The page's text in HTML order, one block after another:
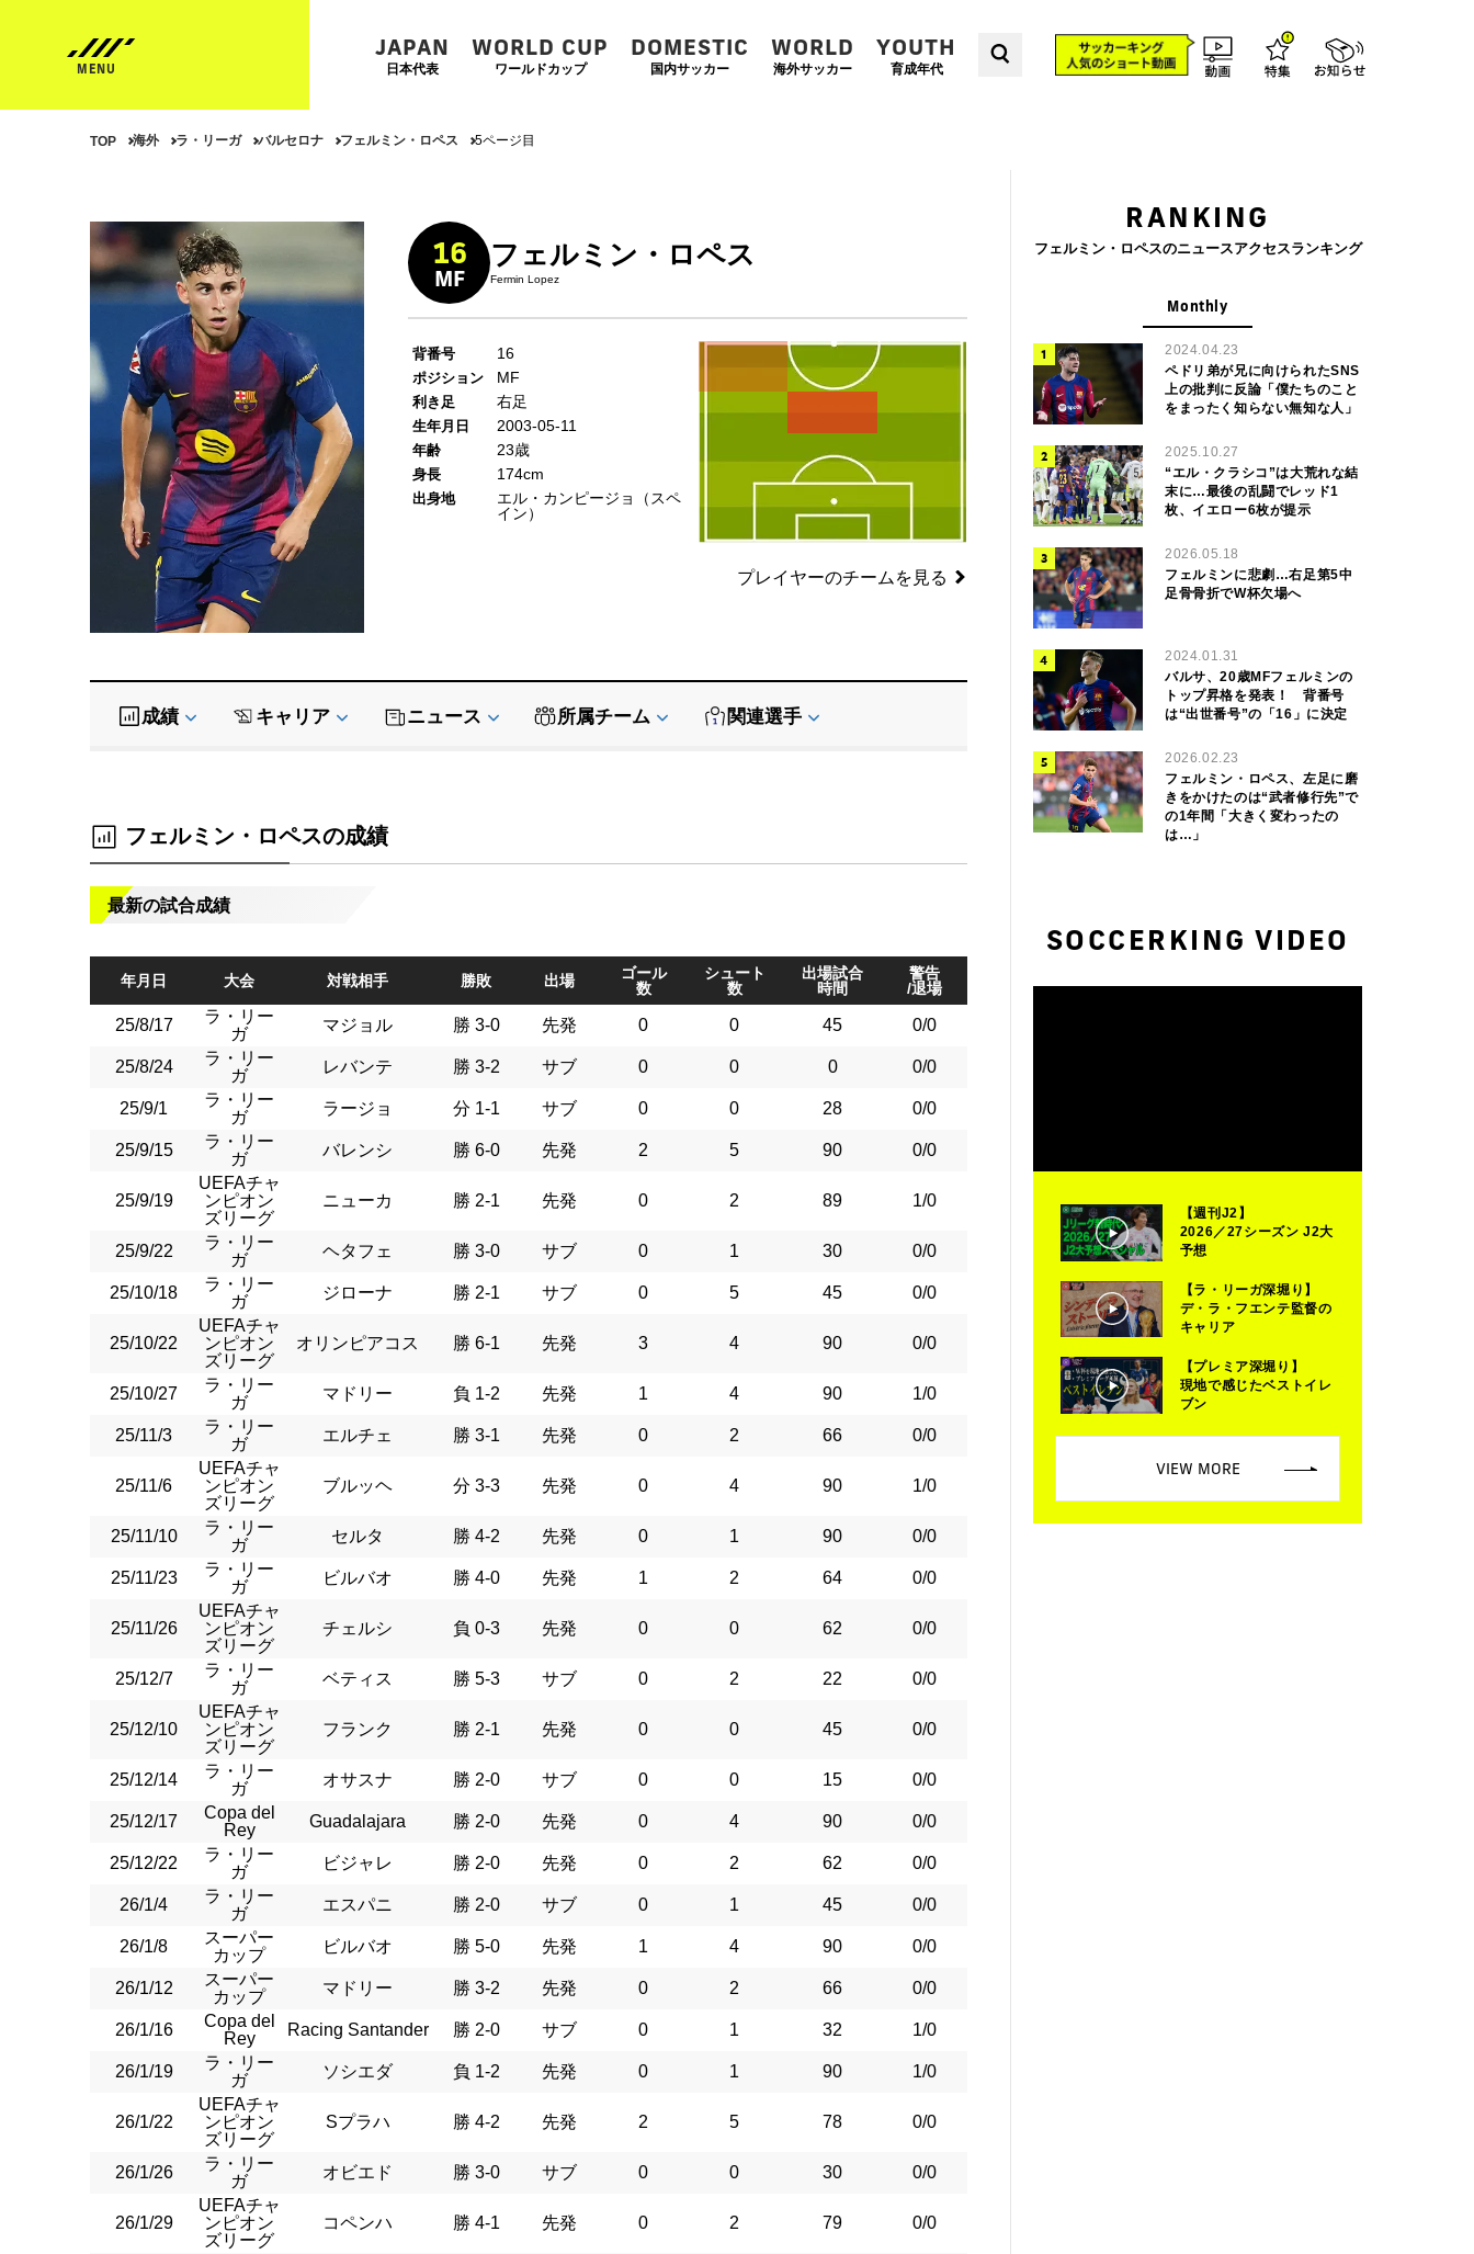
JAPAN
日本代表
WORLD CUP
ワールドカップ
DOMESTIC
国内サッカー
WORLD
海外サッカー
YOUTH
育成年代
TOP 海外 ラ・リーガ バルセロナ フェルミン・ロペス 5ページ目
16
MF
フェルミン・ロペス
Fermin Lopez
背番号 16
ポジション MF
利き足 右足
生年月日 2003-05-11
年齢 23歳
身長 174cm
出身地
エル・カンピージョ（スペ
イン）
左
CF
右
WG
SB
CB
右
SB
GK
プレイヤーのチームを見る
成績 キャリア ニュース 所属チーム 関連選手
フェルミン・ロペスの成績
最新の試合成績
年月日 大会 対戦相手 勝敗 出場
ゴール
数
シュート
数
出場試合
時間
警告
/退場
25/8/17
ラ・リー
ガ
マジョル 勝 3-0 先発 0 0 45 0/0
25/8/24
ラ・リー
ガ
レバンテ 勝 3-2 サブ 0 0 0 0/0
25/9/1
ラ・リー
ガ
ラージョ 分 1-1 サブ 0 0 28 0/0
25/9/15
ラ・リー
ガ
バレンシ 勝 6-0 先発 2 5 90 0/0
25/9/19
UEFAチャ
ンピオン
ズリーグ
ニューカ 勝 2-1 先発 0 2 89 1/0
25/9/22
ラ・リー
ガ
ヘタフェ 勝 3-0 サブ 0 1 30 0/0
25/10/18
ラ・リー
ガ
ジローナ 勝 2-1 サブ 0 5 45 0/0
25/10/22
UEFAチャ
ンピオン
ズリーグ
オリンピアコス 勝 6-1 先発 3 4 90 0/0
25/10/27
ラ・リー
ガ
マドリー 負 1-2 先発 1 4 90 1/0
25/11/3
ラ・リー
ガ
エルチェ 勝 3-1 先発 0 2 66 0/0
25/11/6
UEFAチャ
ンピオン
ズリーグ
ブルッヘ 分 3-3 先発 0 4 90 1/0
25/11/10
ラ・リー
ガ
セルタ 勝 4-2 先発 0 1 90 0/0
25/11/23
ラ・リー
ガ
ビルバオ 勝 4-0 先発 1 2 64 0/0
25/11/26
UEFAチャ
ンピオン
ズリーグ
チェルシ 負 0-3 先発 0 0 62 0/0
25/12/7
ラ・リー
ガ
ベティス 勝 5-3 サブ 0 2 22 0/0
25/12/10
UEFAチャ
ンピオン
ズリーグ
フランク 勝 2-1 先発 0 0 45 0/0
25/12/14
ラ・リー
ガ
オサスナ 勝 2-0 サブ 0 0 15 0/0
25/12/17
Copa del
Rey
Guadalajara 勝 2-0 先発 0 4 90 0/0
25/12/22
ラ・リー
ガ
ビジャレ 勝 2-0 先発 0 2 62 0/0
26/1/4
ラ・リー
ガ
エスパニ 勝 2-0 サブ 0 1 45 0/0
26/1/8
スーパー
カップ
ビルバオ 勝 5-0 先発 1 4 90 0/0
26/1/12
スーパー
カップ
マドリー 勝 3-2 先発 0 2 66 0/0
26/1/16
Copa del
Rey
Racing Santander 勝 2-0 サブ 0 1 32 1/0
26/1/19
ラ・リー
ガ
ソシエダ 負 1-2 先発 0 1 90 1/0
26/1/22
UEFAチャ
ンピオン
ズリーグ
Sプラハ 勝 4-2 先発 2 5 78 0/0
26/1/26
ラ・リー
ガ
オビエド 勝 3-0 サブ 0 0 30 0/0
26/1/29
UEFAチャ
ンピオン
ズリーグ
コペンハ 勝 4-1 先発 0 2 79 0/0
RANKING
フェルミン・ロペスのニュースアクセスランキング
Monthly
2024.04.23
ペドリ弟が兄に向けられたSNS
上の批判に反論「僕たちのこと
をまったく知らない無知な人」
2025.10.27
“エル・クラシコ”は大荒れな結
末に…最後の乱闘でレッド1
枚、イエロー6枚が提示
2026.05.18
フェルミンに悲劇…右足第5中
足骨骨折でW杯欠場へ
2024.01.31
バルサ、20歳MFフェルミンの
トップ昇格を発表！ 背番号
は“出世番号”の「16」に決定
2026.02.23
フェルミン・ロペス、左足に磨
きをかけたのは“武者修行先”で
の1年間「大きく変わったの
は…」
SOCCERKING VIDEO
【週刊J2】
2026／27シーズン J2大
予想
【ラ・リーガ深堀り】
デ・ラ・フエンテ監督の
キャリア
【プレミア深堀り】
現地で感じたベストイレ
ブン
VIEW MORE